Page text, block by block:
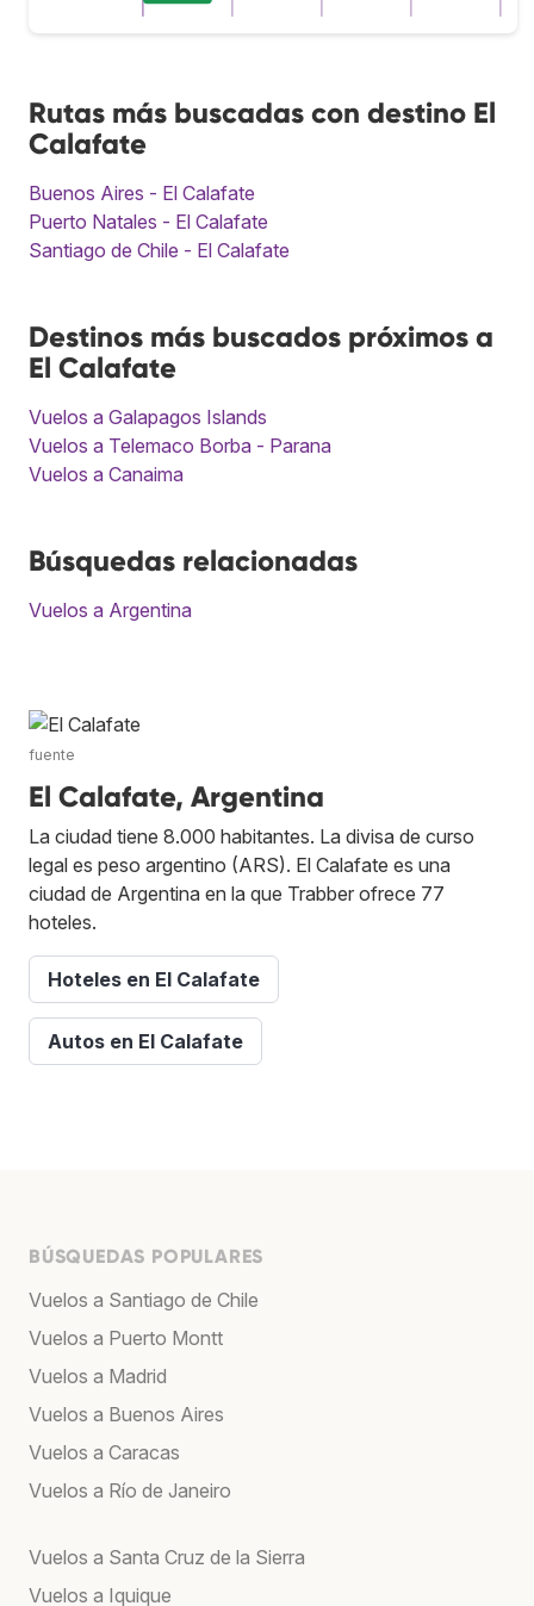
Rutas más buscadas con destino El
Calafate
Buenos Aires - El Calafate
Puerto Natales - El Calafate
Santiago de Chile - El Calafate
Destinos más buscados próximos a
El Calafate
Vuelos a Galapagos Islands
Vuelos a Telemaco Borba - Parana
Vuelos a Canaima
Búsquedas relacionadas
Vuelos a Argentina
fuente
El Calafate, Argentina
La ciudad tiene 8.000 habitantes. La divisa de curso
legal es peso argentino (ARS). El Calafate es una
ciudad de Argentina en la que Trabber ofrece 77
hoteles.
Hoteles en El Calafate
Autos en El Calafate
BÚSQUEDAS POPULARES
Vuelos a Santiago de Chile
Vuelos a Puerto Montt
Vuelos a Madrid
Vuelos a Buenos Aires
Vuelos a Caracas
Vuelos a Río de Janeiro
Vuelos a Santa Cruz de la Sierra
Vuelos a Iquique